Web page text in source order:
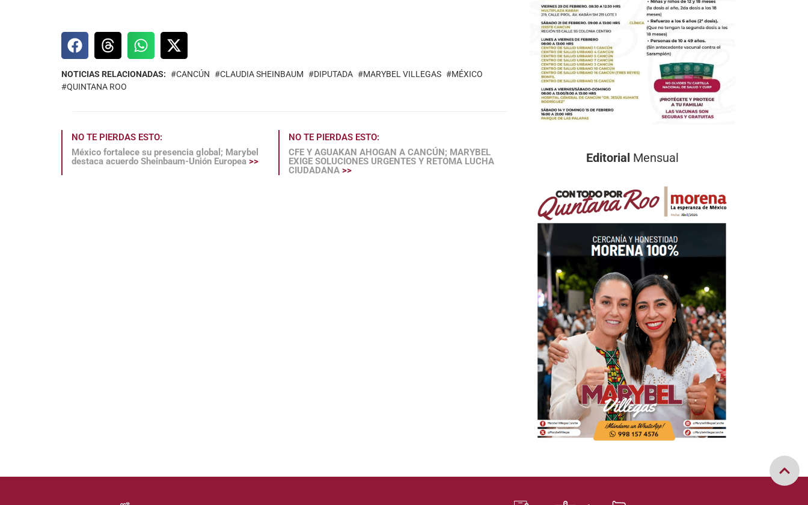
NOTICIAS RELACIONADAS: CANCÚN CLAUDIA SHEINBAUM DIPUTADA MARYBEL VILLEGAS
MÉXICO
QUINTANA ROO
NO TE PIERDAS ESTO:
México fortalece su presencia global; Marybel
destaca acuerdo Sheinbaum-Unión Europea >>
NO TE PIERDAS ESTO:
CFE Y AGUAKAN AHOGAN A CANCÚN; MARYBEL
EXIGE SOLUCIONES URGENTES Y RETOMA LUCHA
CIUDADANA >>
Editorial Mensual